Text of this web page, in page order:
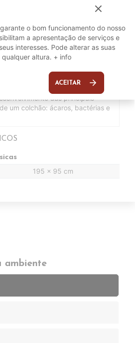
e favorece a independência
Comfort é uma combinação de
Supersoft e uma de fibra de
um contacto suave e progressivo
maior qualidade.
componentes de origem natural.
das principais
um colchão: ácaros, bactérias e
195 x 95 cm
ambiente
close
o bom funcionamento do nosso
a apresentação de serviços e
interesses. Pode alterar as suas
altura. + info
ACEITAR arrow_forward